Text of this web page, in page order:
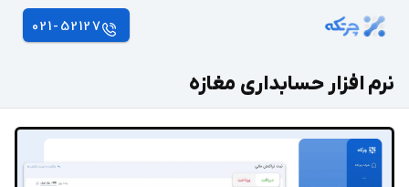
021-52127
نرم افزار حسابداری مغازه